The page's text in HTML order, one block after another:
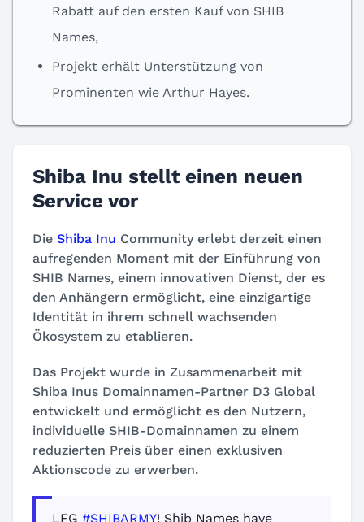
Rabatt auf den ersten Kauf von SHIB
Names,
Projekt erhält Unterstützung von
Prominenten wie Arthur Hayes.
Shiba Inu stellt einen neuen
Service vor
Die Shiba Inu Community erlebt derzeit einen
aufregenden Moment mit der Einführung von
SHIB Names, einem innovativen Dienst, der es
den Anhängern ermöglicht, eine einzigartige
Identität in ihrem schnell wachsenden
Ökosystem zu etablieren.
Das Projekt wurde in Zusammenarbeit mit
Shiba Inus Domainnamen-Partner D3 Global
entwickelt und ermöglicht es den Nutzern,
individuelle SHIB-Domainnamen zu einem
reduzierten Preis über einen exklusiven
Aktionscode zu erwerben.
LFG #SHIBARMY! Shib Names have